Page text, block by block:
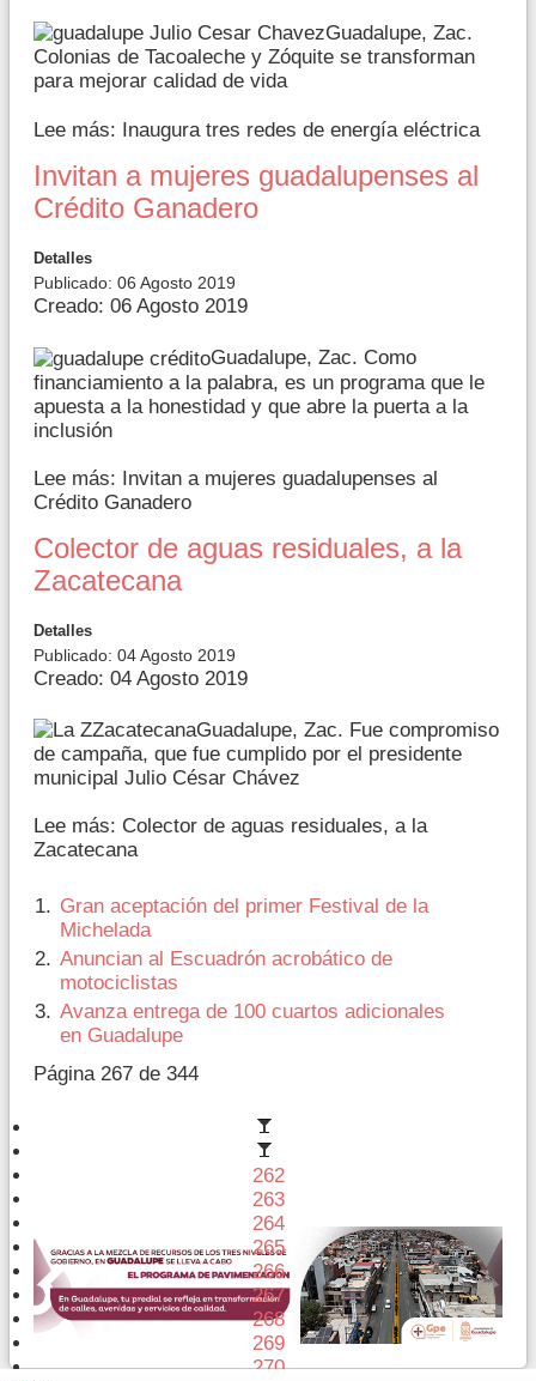
Guadalupe, Zac.
Colonias de Tacoaleche y Zóquite se transforman
para mejorar calidad de vida
Lee más: Inaugura tres redes de energía eléctrica
Invitan a mujeres guadalupenses al
Crédito Ganadero
Detalles
Publicado: 06 Agosto 2019
Creado: 06 Agosto 2019
Guadalupe, Zac. Como
financiamiento a la palabra, es un programa que le
apuesta a la honestidad y que abre la puerta a la
inclusión
Lee más: Invitan a mujeres guadalupenses al
Crédito Ganadero
Colector de aguas residuales, a la
Zacatecana
Detalles
Publicado: 04 Agosto 2019
Creado: 04 Agosto 2019
Guadalupe, Zac. Fue compromiso
de campaña, que fue cumplido por el presidente
municipal Julio César Chávez
Lee más: Colector de aguas residuales, a la
Zacatecana
Gran aceptación del primer Festival de la
Michelada
Anuncian al Escuadrón acrobático de
motociclistas
Avanza entrega de 100 cuartos adicionales
en Guadalupe
Página 267 de 344
262
263
264
265
266
267
268
269
270